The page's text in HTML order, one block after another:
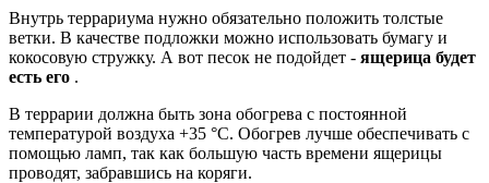
Внутрь террариума нужно обязательно положить толстые
ветки. В качестве подложки можно использовать бумагу и
кокосовую стружку. А вот песок не подойдет - ящерица будет
есть его .
В террарии должна быть зона обогрева с постоянной
температурой воздуха +35 °С. Обогрев лучше обеспечивать с
помощью ламп, так как большую часть времени ящерицы
проводят, забравшись на коряги.